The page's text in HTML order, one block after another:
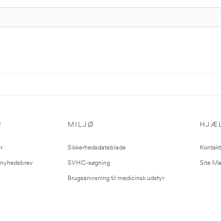
MILJØ
Sikkerhedsdatablade
SVHC-søgning
Brugsanvisning til medicinsk udstyr
Site